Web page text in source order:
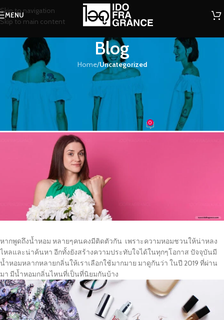
Skip to navigation
Skip to main content
MENU
Blog
Home/Uncategorized
UNCATEGORIZED
10 อันดับน้ำหอมขายดี ปี 2019 อันดับ
น้ำหอม On 28/12/2019 0
หากพูดถึงน้ำหอม หลายๆคนคงมีติดตัวกัน เพราะความหอมชวนให้น่าหลง
ไหลและน่าค้นหา อีกทั้งยังสร้างความประทับใจได้ในทุกๆโอกาส ปัจจุบันมี
น้ำหอมหลากหลายกลิ่นให้เราเลือกใช้มากมาย มาดูกันว่า ในปี 2019 ที่ผ่าน
มา มีน้ำหอมกลิ่นไหนที่เป็นที่นิยมกันบ้าง